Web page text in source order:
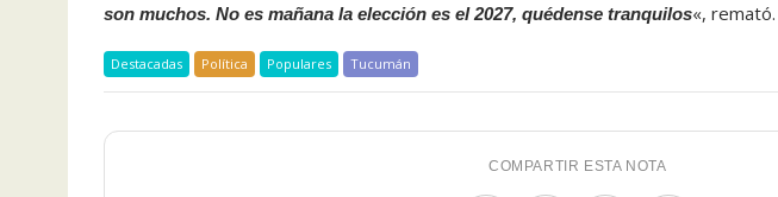
son muchos. No es mañana la elección es el 2027, quédense tranquilos«, remató.
Destacadas Política Populares Tucumán
COMPARTIR ESTA NOTA